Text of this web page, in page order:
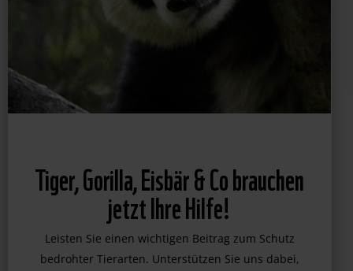
Tiger, Gorilla, Eisbär & Co brauchen
jetzt Ihre Hilfe!
Leisten Sie einen wichtigen Beitrag zum Schutz
bedrohter Tierarten. Unterstützen Sie uns dabei,